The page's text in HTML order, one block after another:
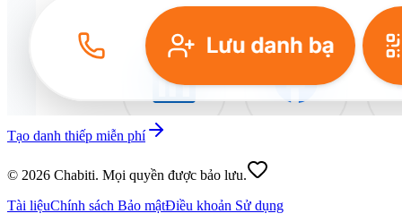
Tạo danh thiếp miễn phí
© 2026 Chabiti. Mọi quyền được bảo lưu.
Tài liệuChính sách Bảo mậtĐiều khoản Sử dụng